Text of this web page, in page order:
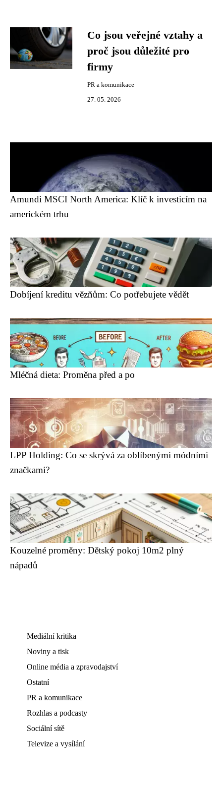
Co jsou veřejné vztahy a
proč jsou důležité pro
firmy
PR a komunikace
27. 05. 2026
Amundi MSCI North America: Klíč k investicím na
americkém trhu
Dobíjení kreditu vězňům: Co potřebujete vědět
Mléčná dieta: Proměna před a po
LPP Holding: Co se skrývá za oblíbenými módními
značkami?
Kouzelné proměny: Dětský pokoj 10m2 plný
nápadů
Mediální kritika
Noviny a tisk
Online média a zpravodajství
Ostatní
PR a komunikace
Rozhlas a podcasty
Sociální sítě
Televize a vysílání